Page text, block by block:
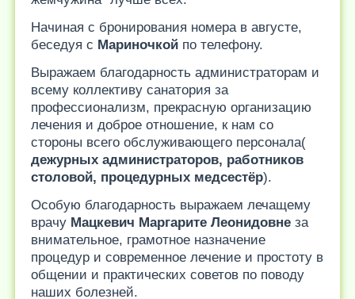
Начиная с бронирования номера в августе,
беседуя с Мариночкой по телефону.
Выражаем благодарность администраторам и
всему коллективу санатория за
профессионализм, прекрасную организацию
лечения и доброе отношение, к нам со
стороны всего обслуживающего персонала(
дежурных администраторов, работников
столовой, процедурных медсестёр).
Особую благодарность выражаем лечащему
врачу Мацкевич Маргарите Леонидовне за
внимательное, грамотное назначение
процедур и современное лечение и простоту в
общении и практических советов по поводу
наших болезней.